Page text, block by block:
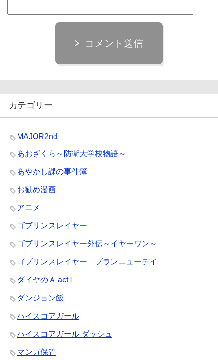
コメント送信
カテゴリー
MAJOR2nd
あおざくら～防衛大学校物語～
あやかし課の事件簿
お勧め漫画
アニメ
ゴブリンスレイヤー
ゴブリンスレイヤー外伝～イヤーワン～
ゴブリンスレイヤー：ブランニューデイ
ダイヤのＡ actⅡ
ダンジョン飯
ハイスコアガール
ハイスコアガール ダッシュ
マンガ保管